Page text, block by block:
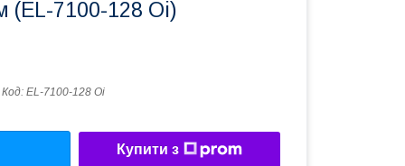
(EL-7100-128 Oi)
Код: EL-7100-128 Oi
Купити з